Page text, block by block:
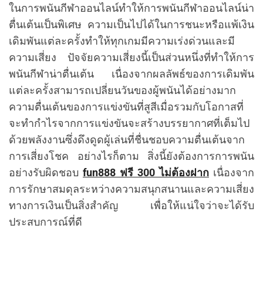
ในการพนันกีฬาออนไลน์ทำให้การพนันกีฬาออนไลน์น่า
ตื่นเต้นเป็นพิเศษ ความเป็นไปได้ในการชนะหรือแพ้เงิน
เดิมพันแต่ละครั้งทำให้ทุกเกมมีความเร่งด่วนและมี
ความเสี่ยง ปัจจัยความเสี่ยงนี้เป็นส่วนหนึ่งที่ทำให้การ
พนันกีฬาน่าตื่นเต้น เนื่องจากผลลัพธ์ของการเดิมพัน
แต่ละครั้งสามารถเปลี่ยนวันของผู้พนันได้อย่างมาก
ความตื่นเต้นของการแข่งขันที่สูสีเมื่อรวมกับโอกาสที่
จะทำกำไรจากการแข่งขันจะสร้างบรรยากาศที่เต็มไป
ด้วยพลังงานซึ่งดึงดูดผู้เล่นที่ชื่นชอบความตื่นเต้นจาก
การเสี่ยงโชค อย่างไรก็ตาม สิ่งนี้ยังต้องการการพนัน
อย่างรับผิดชอบ fun888 ฟรี 300 ไม่ต้องฝาก เนื่องจาก
การรักษาสมดุลระหว่างความสนุกสนานและความเสี่ยง
ทางการเงินเป็นสิ่งสำคัญ เพื่อให้แน่ใจว่าจะได้รับ
ประสบการณ์ที่ดี